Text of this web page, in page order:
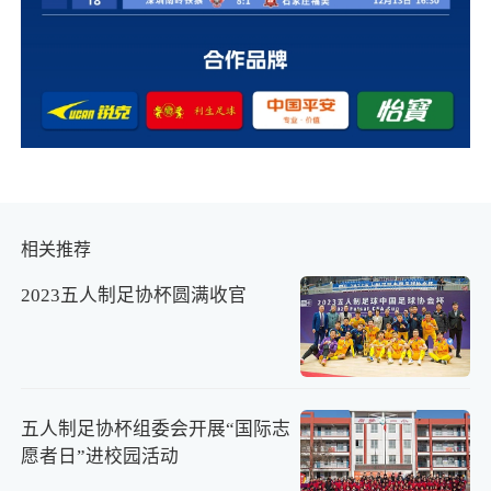
相关推荐
2023五人制足协杯圆满收官
五人制足协杯组委会开展“国际志
愿者日”进校园活动